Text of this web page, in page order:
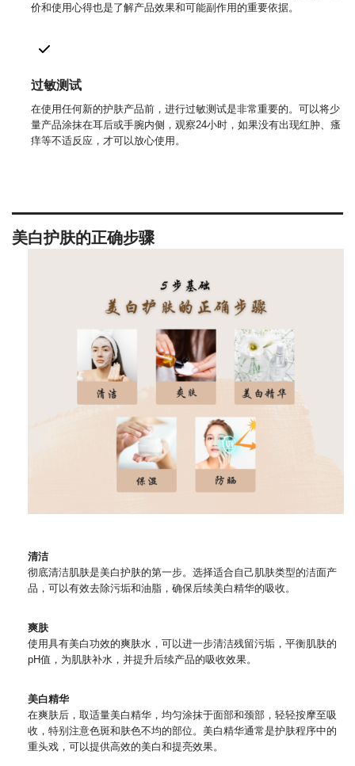
价和使用心得也是了解产品效果和可能副作用的重要依据。
过敏测试
在使用任何新的护肤产品前，进行过敏测试是非常重要的。可以将少
量产品涂抹在耳后或手腕内侧，观察24小时，如果没有出现红肿、瘙
痒等不适反应，才可以放心使用。
美白护肤的正确步骤
清洁
彻底清洁肌肤是美白护肤的第一步。选择适合自己肌肤类型的洁面产
品，可以有效去除污垢和油脂，确保后续美白精华的吸收。
爽肤
使用具有美白功效的爽肤水，可以进一步清洁残留污垢，平衡肌肤的
pH值，为肌肤补水，并提升后续产品的吸收效果。
美白精华
在爽肤后，取适量美白精华，均匀涂抹于面部和颈部，轻轻按摩至吸
收，特别注意色斑和肤色不均的部位。美白精华通常是护肤程序中的
重头戏，可以提供高效的美白和提亮效果。